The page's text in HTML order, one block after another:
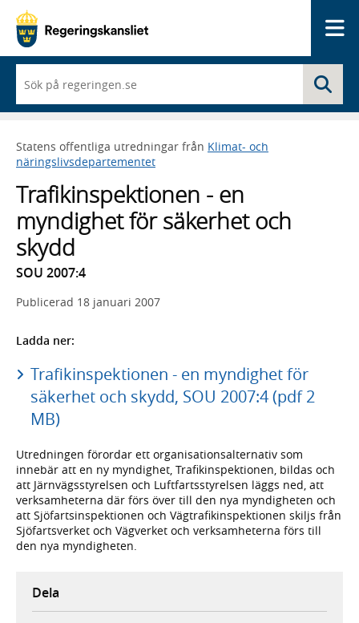
du
börjar
skriva
framträder
en
med
sökförslag
Statens offentliga utredningar från Klimat- och
näringslivsdepartementet
Trafikinspektionen - en
myndighet för säkerhet och
skydd
SOU 2007:4
Publicerad 18 januari 2007
Ladda ner:
Trafikinspektionen - en myndighet för
säkerhet och skydd, SOU 2007:4 (pdf 2
MB)
Utredningen förordar ett organisationsalternativ som
innebär att en ny myndighet, Trafikinspektionen, bildas och
att Järnvägsstyrelsen och Luftfartsstyrelsen läggs ned, att
verksamheterna där förs över till den nya myndigheten och
att Sjöfartsinspektionen och Vägtrafikinspektionen skiljs från
Sjöfartsverket och Vägverket och verksamheterna förs till
den nya myndigheten.
Dela